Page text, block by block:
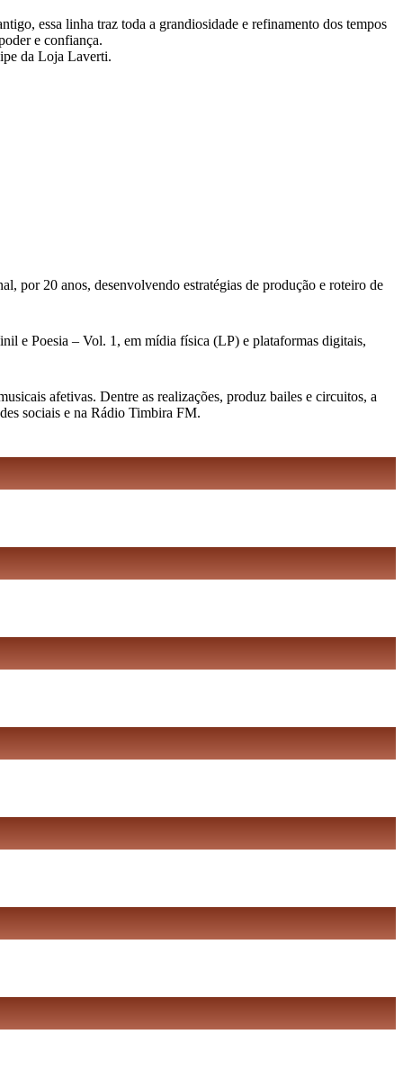
essa linha traz toda a grandiosidade e refinamento dos tempos
e confiança.
da Loja Laverti.
por 20 anos, desenvolvendo estratégias de produção e roteiro de
e Poesia – Vol. 1, em mídia física (LP) e plataformas digitais,
afetivas. Dentre as realizações, produz bailes e circuitos, a
sociais e na Rádio Timbira FM.